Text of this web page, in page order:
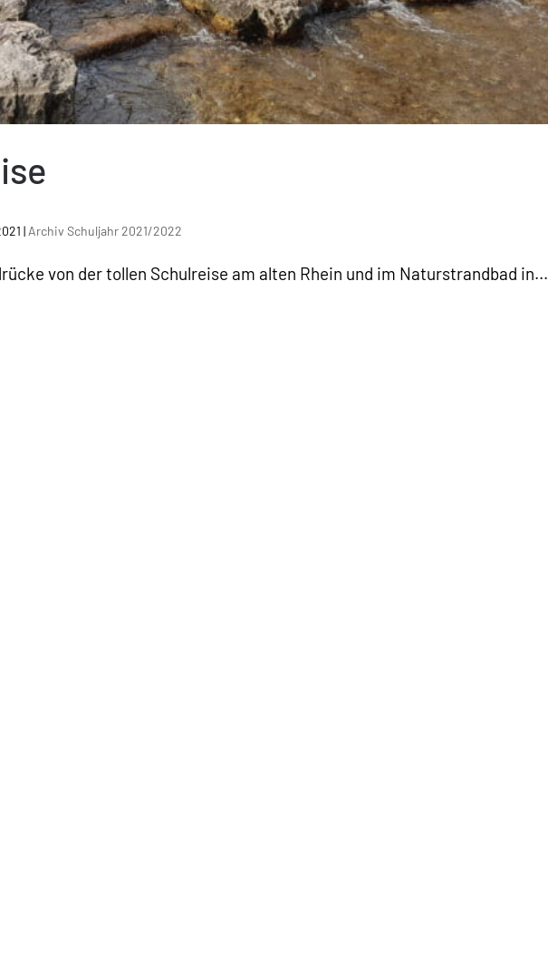
| Archiv Schuljahr 2021/2022
von der tollen Schulreise am alten Rhein und im Naturstrandbad in...